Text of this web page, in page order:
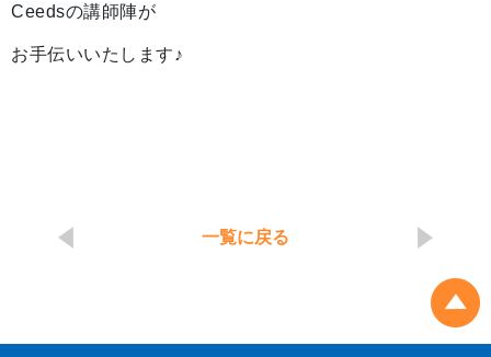
Ceedsの講師陣が
お手伝いいたします♪
一覧に戻る